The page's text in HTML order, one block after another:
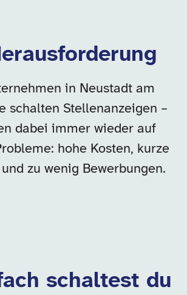
in Neustadt am
schalten Stellenanzeigen –
dabei immer wieder auf
hohe Kosten, kurze
zu wenig Bewerbungen.
schaltest du